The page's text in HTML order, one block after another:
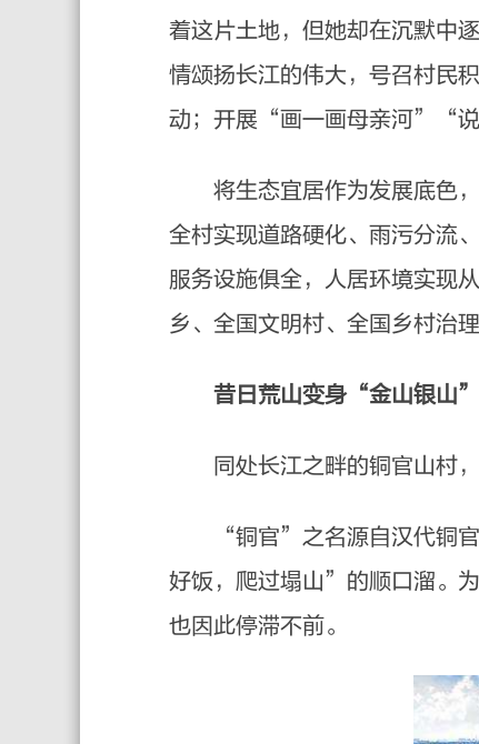
着这片土地，但她却在沉默中
情颂扬长江的伟大，号召村民
动；开展“画一画母亲河”“说
将生态宜居作为发展底色，
全村实现道路硬化、雨污分流
服务设施俱全，人居环境实现
乡、全国文明村、全国乡村治
昔日荒山变身“金山银山”
同处长江之畔的铜官山村，
“铜官”之名源自汉代铜官
好饭，爬过塌山”的顺口溜。
也因此停滞不前。